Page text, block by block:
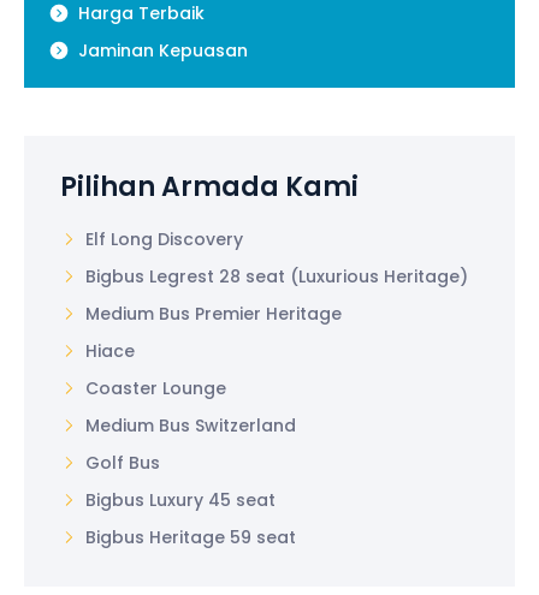
Harga Terbaik
Jaminan Kepuasan
Pilihan Armada Kami
Elf Long Discovery
Bigbus Legrest 28 seat (Luxurious Heritage)
Medium Bus Premier Heritage
Hiace
Coaster Lounge
Medium Bus Switzerland
Golf Bus
Bigbus Luxury 45 seat
Bigbus Heritage 59 seat